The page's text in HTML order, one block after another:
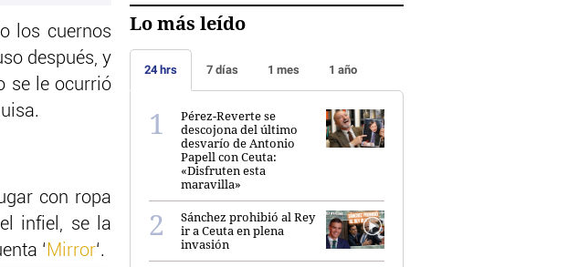
los cuernos
después, y
se le ocurrió
con ropa
infiel, se la
‘ Mirror‘.
Lo más leído
24 hrs 7 días 1 mes 1 año
Pérez-Reverte se
descojona del último
desvarío de Antonio
Papell con Ceuta:
«Disfruten esta
maravilla»
Sánchez prohibió al Rey
ir a Ceuta en plena
invasión